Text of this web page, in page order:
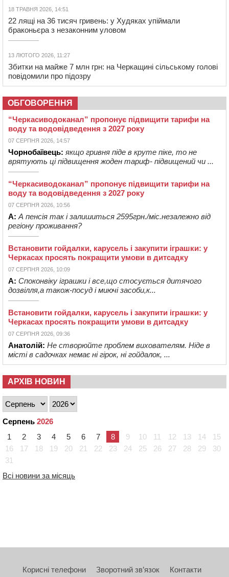
18 ТРАВНЯ 2026, 14:51
22 лящі на 36 тисяч гривень: у Худяках упіймали
браконьєра з незаконним уловом
13 ЛЮТОГО 2026, 11:27
Збитки на майже 7 млн грн: на Черкащині сільському голові
повідомили про підозру
ОБГОВОРЕННЯ
“Черкасиводоканал” пропонує підвищити тарифи на
воду та водовідведення з 2027 року
07 СЕРПНЯ 2026, 14:57
Чорнобаївець: якщо гривня піде в круте піке, то не
врятують ці підвищення жоден тариф- підвищений чи ...
“Черкасиводоканал” пропонує підвищити тарифи на
воду та водовідведення з 2027 року
07 СЕРПНЯ 2026, 10:56
А: А пенсія так і залишиться 2595грн./міс.незалежно від
регіону проживання?
Встановити гойдалки, карусель і закупити іграшки: у
Черкасах просять покращити умови в дитсадку
07 СЕРПНЯ 2026, 10:09
А: Споконвіку іграшки і все,що стосується дитячого
дозвілля,а також-посуд і миючі засоби,к...
Встановити гойдалки, карусель і закупити іграшки: у
Черкасах просять покращити умови в дитсадку
07 СЕРПНЯ 2026, 09:36
Анатолій: Не створюйте проблем вихователям. Ніде в
місті в садочках немає ні гірок, ні гойдалок, ...
АРХІВ НОВИН
Серпень 2026
1
2 3 4 5 6 7 8 9 10 11 12 13 14
15
16
17 18 19 20 21 22 23 24 25 26 27 28 29
30
31
Всі новини за місяць
Корисні телефони Зворотний зв’язок Контакти